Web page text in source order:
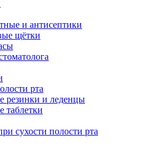
и антисептики
щётки
рта
резинки и леденцы
таблетки
сухости полости рта